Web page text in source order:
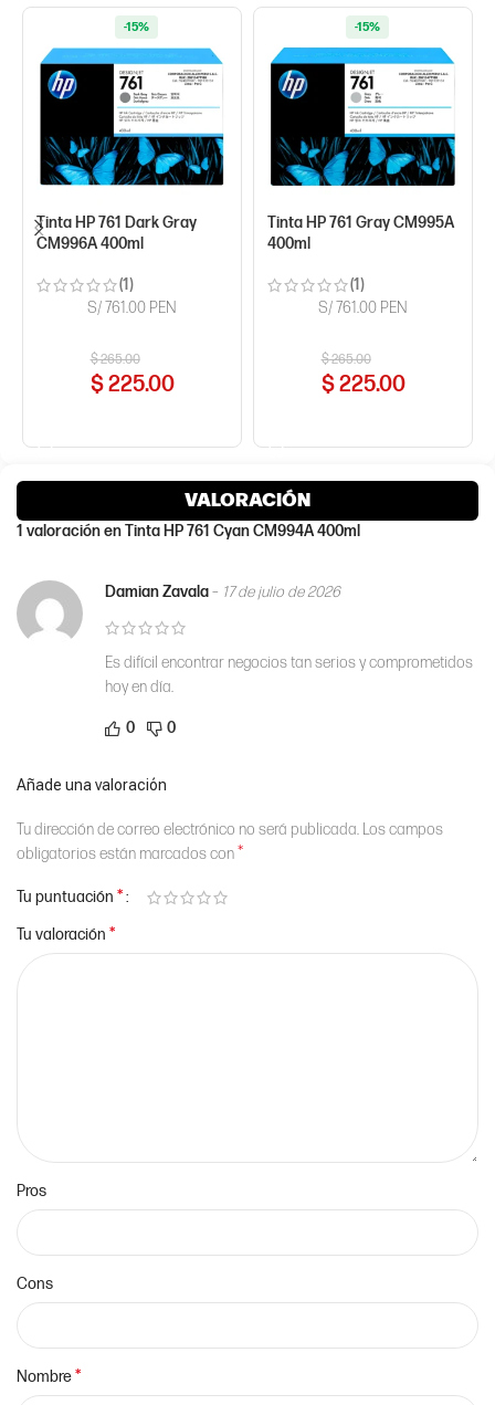
Tinta HP 761 Dark Gray
CM996A 400ml
(1)
$265.00
$225.00
-15%
S/ 761.00 PEN
Tinta HP 761 Gray CM995A
400ml
(1)
$265.00
$225.00
-15%
S/ 761.00 PEN
VALORACIÓN
1 valoración enTinta HP 761 Cyan CM994A 400ml
Damian Zavala– 17 de julio de 2026
Es difícil encontrar negocios tan serios y comprometidos
hoy en día.
0 0
Añade una valoración
Tu dirección de correo electrónico no será publicada. Los campos
obligatorios están marcados con*
Tu puntuación *
Tu valoración *
Pros
Cons
Nombre*